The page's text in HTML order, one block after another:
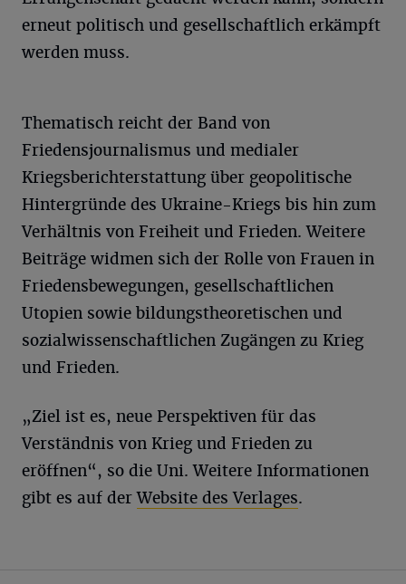
erneut politisch und gesellschaftlich erkämpft
werden muss.
Thematisch reicht der Band von
Friedensjournalismus und medialer
Kriegsberichterstattung über geopolitische
Hintergründe des Ukraine-Kriegs bis hin zum
Verhältnis von Freiheit und Frieden. Weitere
Beiträge widmen sich der Rolle von Frauen in
Friedensbewegungen, gesellschaftlichen
Utopien sowie bildungstheoretischen und
sozialwissenschaftlichen Zugängen zu Krieg
und Frieden.
„Ziel ist es, neue Perspektiven für das
Verständnis von Krieg und Frieden zu
eröffnen“, so die Uni. Weitere Informationen
gibt es auf derWebsite des Verlages.